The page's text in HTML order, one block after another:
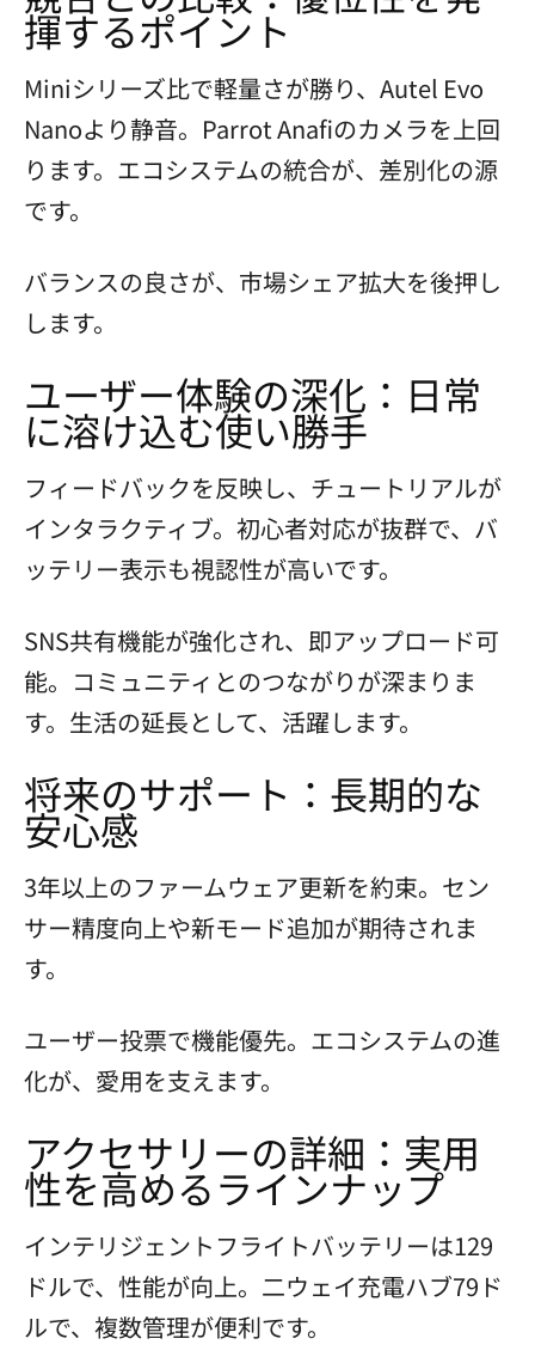
揮するポイント
Miniシリーズ比で軽量さが勝り、Autel Evo
Nanoより静音。Parrot Anafiのカメラを上回
ります。エコシステムの統合が、差別化の源
です。
バランスの良さが、市場シェア拡大を後押し
します。
ユーザー体験の深化：日常
に溶け込む使い勝手
フィードバックを反映し、チュートリアルが
インタラクティブ。初心者対応が抜群で、バ
ッテリー表示も視認性が高いです。
SNS共有機能が強化され、即アップロード可
能。コミュニティとのつながりが深まりま
す。生活の延長として、活躍します。
将来のサポート：長期的な
安心感
3年以上のファームウェア更新を約束。セン
サー精度向上や新モード追加が期待されま
す。
ユーザー投票で機能優先。エコシステムの進
化が、愛用を支えます。
アクセサリーの詳細：実用
性を高めるラインナップ
インテリジェントフライトバッテリーは129
ドルで、性能が向上。二ウェイ充電ハブ79ド
ルで、複数管理が便利です。